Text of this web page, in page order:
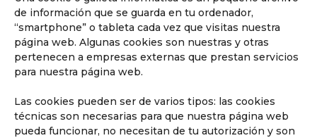
de información que se guarda en tu ordenador,
“smartphone” o tableta cada vez que visitas nuestra
página web. Algunas cookies son nuestras y otras
pertenecen a empresas externas que prestan servicios
para nuestra página web.
Las cookies pueden ser de varios tipos: las cookies
técnicas son necesarias para que nuestra página web
pueda funcionar, no necesitan de tu autorización y son